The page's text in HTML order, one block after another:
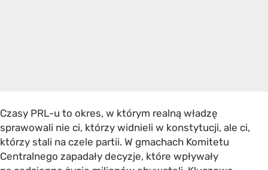
Czasy PRL-u to okres, w którym realną władzę
sprawowali nie ci, którzy widnieli w konstytucji, ale ci,
którzy stali na czele partii. W gmachach Komitetu
Centralnego zapadały decyzje, które wpływały